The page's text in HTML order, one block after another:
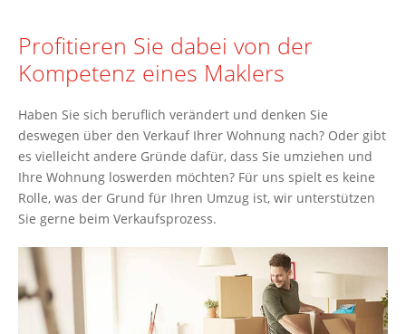
Profitieren Sie dabei von der
Kompetenz eines Maklers
Haben Sie sich beruflich verändert und denken Sie
deswegen über den Verkauf Ihrer Wohnung nach? Oder gibt
es vielleicht andere Gründe dafür, dass Sie umziehen und
Ihre Wohnung loswerden möchten? Für uns spielt es keine
Rolle, was der Grund für Ihren Umzug ist, wir unterstützen
Sie gerne beim Verkaufsprozess.